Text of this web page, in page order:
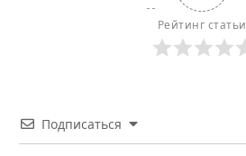
Рейтинг статьи
Подписаться